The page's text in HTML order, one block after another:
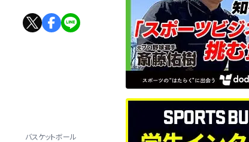
バスケットボール